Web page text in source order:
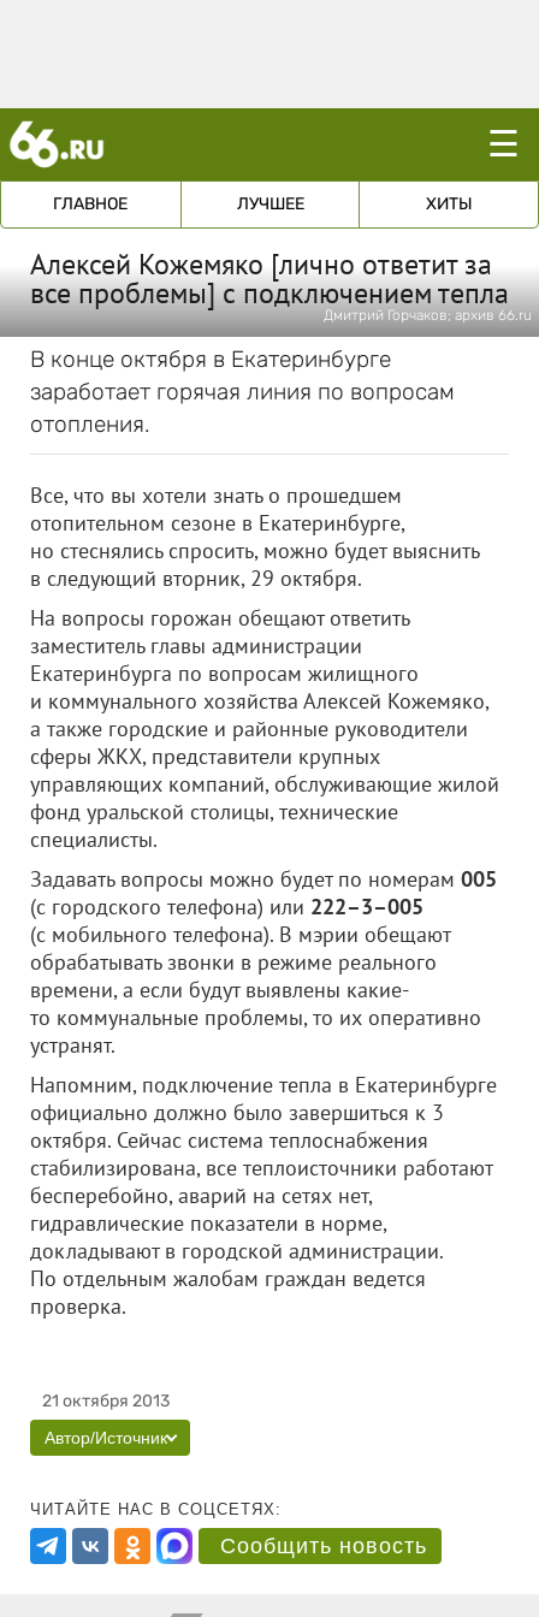
☰
ГЛАВНОЕ ЛУЧШЕЕ ХИТЫ
Алексей Кожемяко [лично ответит за
все проблемы] с подключением тепла
Дмитрий Горчаков; архив 66.ru
В конце октября в Екатеринбурге
заработает горячая линия по вопросам
отопления.
Все, что вы хотели знать о прошедшем
отопительном сезоне в Екатеринбурге,
но стеснялись спросить, можно будет выяснить
в следующий вторник, 29 октября.
На вопросы горожан обещают ответить
заместитель главы администрации
Екатеринбурга по вопросам жилищного
и коммунального хозяйства Алексей Кожемяко,
а также городские и районные руководители
сферы ЖКХ, представители крупных
управляющих компаний, обслуживающие жилой
фонд уральской столицы, технические
специалисты.
Задавать вопросы можно будет по номерам 005
(с городского телефона) или 222–3–005
(с мобильного телефона). В мэрии обещают
обрабатывать звонки в режиме реального
времени, а если будут выявлены какие-
то коммунальные проблемы, то их оперативно
устранят.
Напомним, подключение тепла в Екатеринбурге
официально должно было завершиться к 3
октября. Сейчас система теплоснабжения
стабилизирована, все теплоисточники работают
бесперебойно, аварий на сетях нет,
гидравлические показатели в норме,
докладывают в городской администрации.
По отдельным жалобам граждан ведется
проверка.
21 октября 2013
Автор/Источник
ЧИТАЙТЕ НАС В СОЦСЕТЯХ:
Сообщить новость